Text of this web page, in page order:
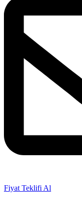
Fiyat Teklifi Al